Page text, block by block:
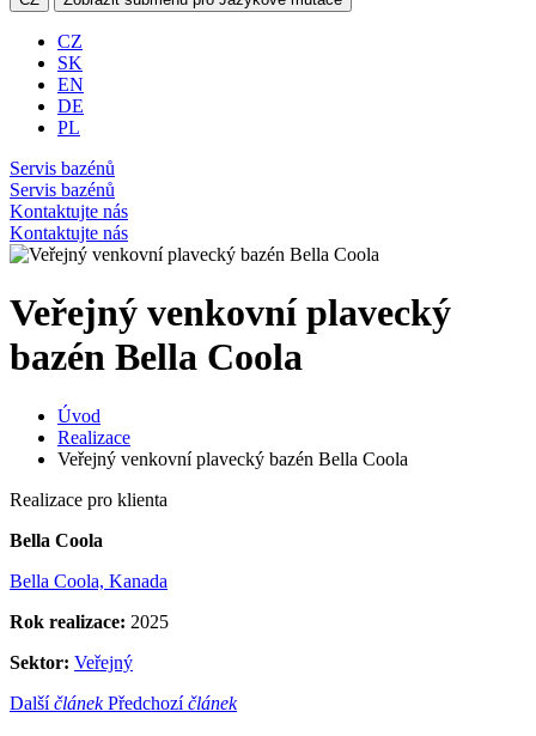
CZ
SK
EN
DE
PL
Servis bazénů
Servis bazénů
Kontaktujte nás
Kontaktujte nás
Veřejný venkovní plavecký
bazén Bella Coola
Úvod
Realizace
Veřejný venkovní plavecký bazén Bella Coola
Realizace pro klienta
Bella Coola
Bella Coola, Kanada
Rok realizace: 2025
Sektor: Veřejný
Dalšíčlánek Předchozíčlánek